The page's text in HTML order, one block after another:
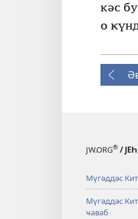
кәс
о
JW.ORG® /
Мүгәддәс
Мүгәддәс
ҹаваб